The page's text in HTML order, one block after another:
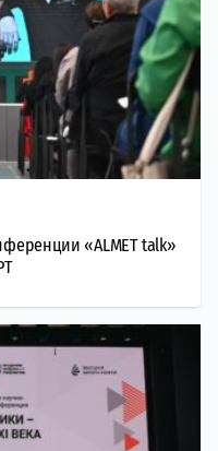
«ALMET talk»